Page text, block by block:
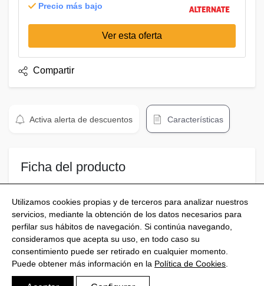
Precio más bajo
Ver esta oferta
Compartir
Activa alerta de descuentos Características
Ficha del producto
Utilizamos cookies propias y de terceros para analizar nuestros
servicios, mediante la obtención de los datos necesarios para
perfilar sus hábitos de navegación. Si continúa navegando,
consideramos que acepta su uso, en todo caso su
consentimiento puede ser retirado en cualquier momento.
Puede obtener más información en la Política de Cookies